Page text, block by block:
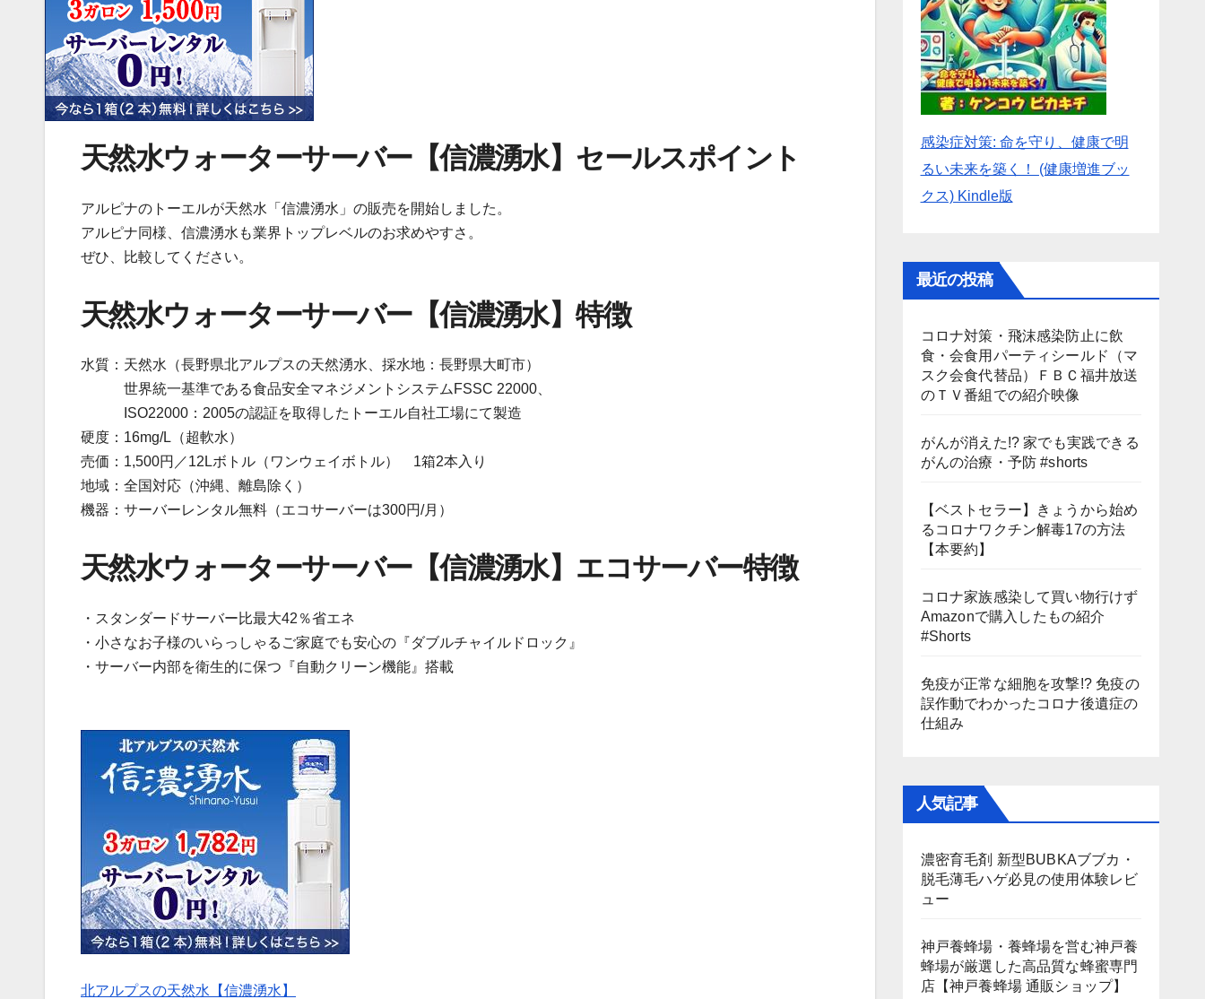
天然水ウォーターサーバー【信濃湧水】セールスポイント
アルピナのトーエルが天然水「信濃湧水」の販売を開始しました。
アルピナ同様、信濃湧水も業界トップレベルのお求めやすさ。
ぜひ、比較してください。
天然水ウォーターサーバー【信濃湧水】特徴
水質：天然水（長野県北アルプスの天然湧水、採水地：長野県大町市）
世界統一基準である食品安全マネジメントシステムFSSC 22000、
ISO22000：2005の認証を取得したトーエル自社工場にて製造
硬度：16mg/L（超軟水）
売価：1,500円／12Lボトル（ワンウェイボトル） 1箱2本入り
地域：全国対応（沖縄、離島除く）
機器：サーバーレンタル無料（エコサーバーは300円/月）
天然水ウォーターサーバー【信濃湧水】エコサーバー特徴
・スタンダードサーバー比最大42％省エネ
・小さなお子様のいらっしゃるご家庭でも安心の『ダブルチャイルドロック』
・サーバー内部を衛生的に保つ『自動クリーン機能』搭載
北アルプスの天然水【信濃湧水】
感染症対策: 命を守り、健康で明
るい未来を築く！ (健康増進ブッ
クス) Kindle版
最近の投稿
コロナ対策・飛沫感染防止に飲
食・会食用パーティシールド（マ
スク会食代替品）ＦＢＣ福井放送
のＴＶ番組での紹介映像
がんが消えた!? 家でも実践できる
がんの治療・予防 #shorts
【ベストセラー】きょうから始め
るコロナワクチン解毒17の方法
【本要約】
コロナ家族感染して買い物行けず
Amazonで購入したもの紹介
#Shorts
免疫が正常な細胞を攻撃!? 免疫の
誤作動でわかったコロナ後遺症の
仕組み
人気記事
濃密育毛剤 新型BUBKAブブカ・
脱毛薄毛ハゲ必見の使用体験レビ
ュー
神戸養蜂場・養蜂場を営む神戸養
蜂場が厳選した高品質な蜂蜜専門
店【神戸養蜂場 通販ショップ】